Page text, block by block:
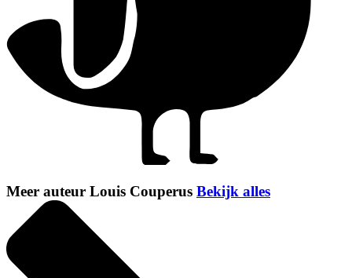
Meer auteur Louis Couperus Bekijk alles